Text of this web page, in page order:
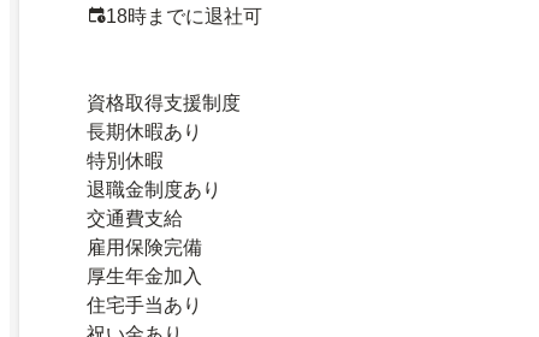
18時までに退社可
資格取得支援制度
長期休暇あり
特別休暇
退職金制度あり
交通費支給
雇用保険完備
厚生年金加入
住宅手当あり